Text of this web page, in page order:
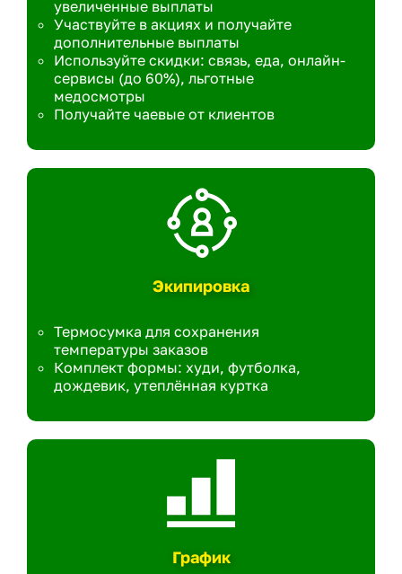
увеличенные выплаты
Участвуйте в акциях и получайте
дополнительные выплаты
Используйте скидки: связь, еда, онлайн-
сервисы (до 60%), льготные
медосмотры
Получайте чаевые от клиентов
Экипировка
Термосумка для сохранения
температуры заказов
Комплект формы: худи, футболка,
дождевик, утеплённая куртка
График